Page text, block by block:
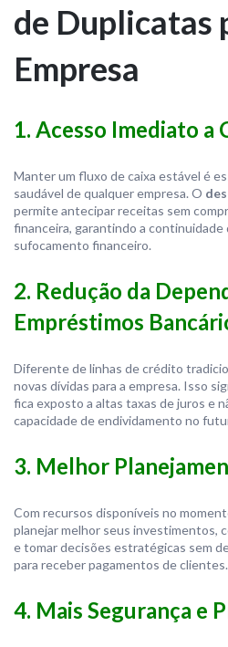
de Duplicatas
Empresa
1. Acesso Imediato a
Manter um fluxo de caixa estável é
saudável de qualquer empresa. O
permite antecipar receitas sem
financeira, garantindo a continuidade
sufocamento financeiro.
2. Redução da
Empréstimos
Diferente de linhas de crédito
novas dívidas para a empresa. Isso
fica exposto a altas taxas de juros e
capacidade de endividamento no
3. Melhor
Com recursos disponíveis no
planejar melhor seus investimentos,
e tomar decisões estratégicas sem
para receber pagamentos de clientes.
4. Mais Segurança e